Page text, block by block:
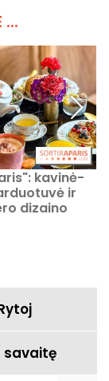
...
kavinė-
ir
dizaino
savaitę